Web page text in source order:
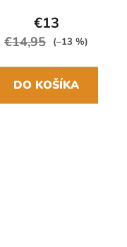
€13
€14,95 (–13 %)
DO KOŠÍKA